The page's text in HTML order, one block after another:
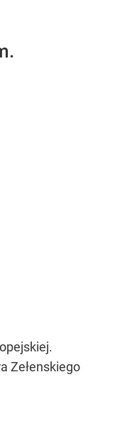
Zełenskiego